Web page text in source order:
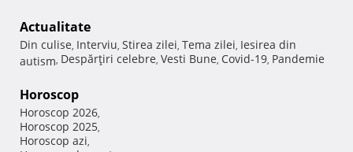
Actualitate
Din culise, Interviu, Stirea zilei, Tema zilei, Iesirea din
autism, Despărţiri celebre, Vesti Bune, Covid-19, Pandemie
Horoscop
Horoscop 2026,
Horoscop 2025,
Horoscop azi,